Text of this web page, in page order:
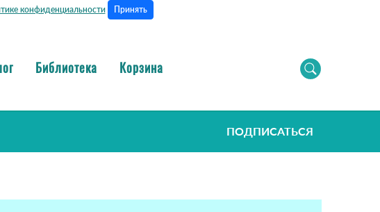
конфиденциальности Принять
Библиотека Корзина
ПОДПИСАТЬСЯ